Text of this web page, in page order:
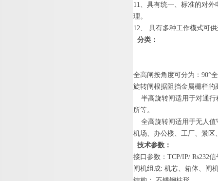
11、具有统一、标准的对外
理。
12、
具有多种工作模式可
分类 ：
全高闸按角度可分为 ：90°
旋转闸根据阻挡金属栅栏
半高旋转闸适用于对通
所等。
全高旋转闸适用于无人
机场、办公楼、工厂、景区
技术参数 ：
接口参数 ：TCP/IP/ Rs232信
闸机组 成: 机芯、箱体、闸